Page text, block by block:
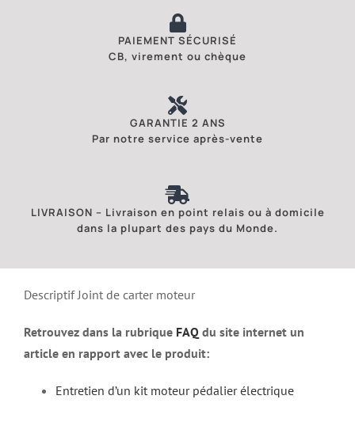
PAIEMENT SÉCURISÉ
CB, virement ou chèque
GARANTIE 2 ANS
Par notre service après-vente
LIVRAISON – Livraison en point relais ou à domicile
dans la plupart des pays du Monde.
Descriptif Joint de carter moteur
Retrouvez dans la rubrique FAQ du site internet un
article en rapport avec le produit:
Entretien d’un kit moteur pédalier électrique